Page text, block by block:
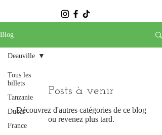
Blog
Tous les
billets
Tanzanie
Dubaï
France
Deauville
Posts à venir
Découvrez d'autres catégories de ce blog
ou revenez plus tard.